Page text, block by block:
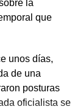
la
que
unos días,
de una
posturas
oficialista se